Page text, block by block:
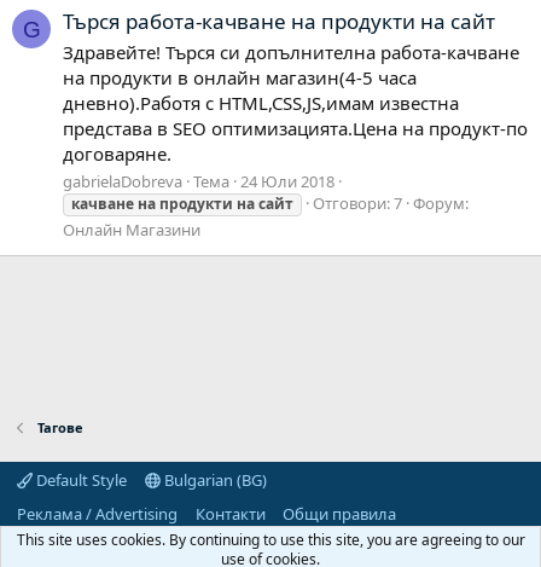
G Търся работа-качване на продукти на сайт
Здравейте! Търся си допълнителна работа-качване
на продукти в онлайн магазин(4-5 часа
дневно).Работя с HTML,CSS,JS,имам известна
представа в SEO оптимизацията.Цена на продукт-по
договаряне.
gabrielaDobreva Тема 24 Юли 2018
качване на продукти насайт Отговори: 7 Форум:
Онлайн Магазини
Тагове
Default Style
Bulgarian (BG)
Реклама / Advertising
Контакти
Общи правила
Декларация за поверителност
Помощ Начало
R
S
This site uses cookies. By continuing to use this site, you are agreeing to our
use of cookies.